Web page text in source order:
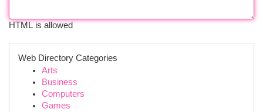
HTML is allowed
Web Directory Categories
Arts
Business
Computers
Games